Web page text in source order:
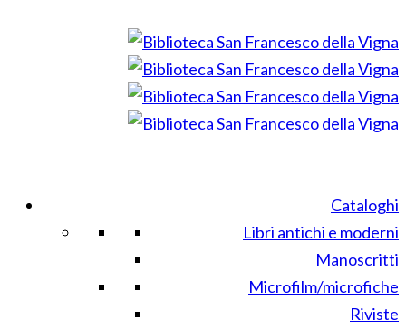
Cataloghi
Libri antichi e moderni
Manoscritti
Microfilm/microfiche
Riviste